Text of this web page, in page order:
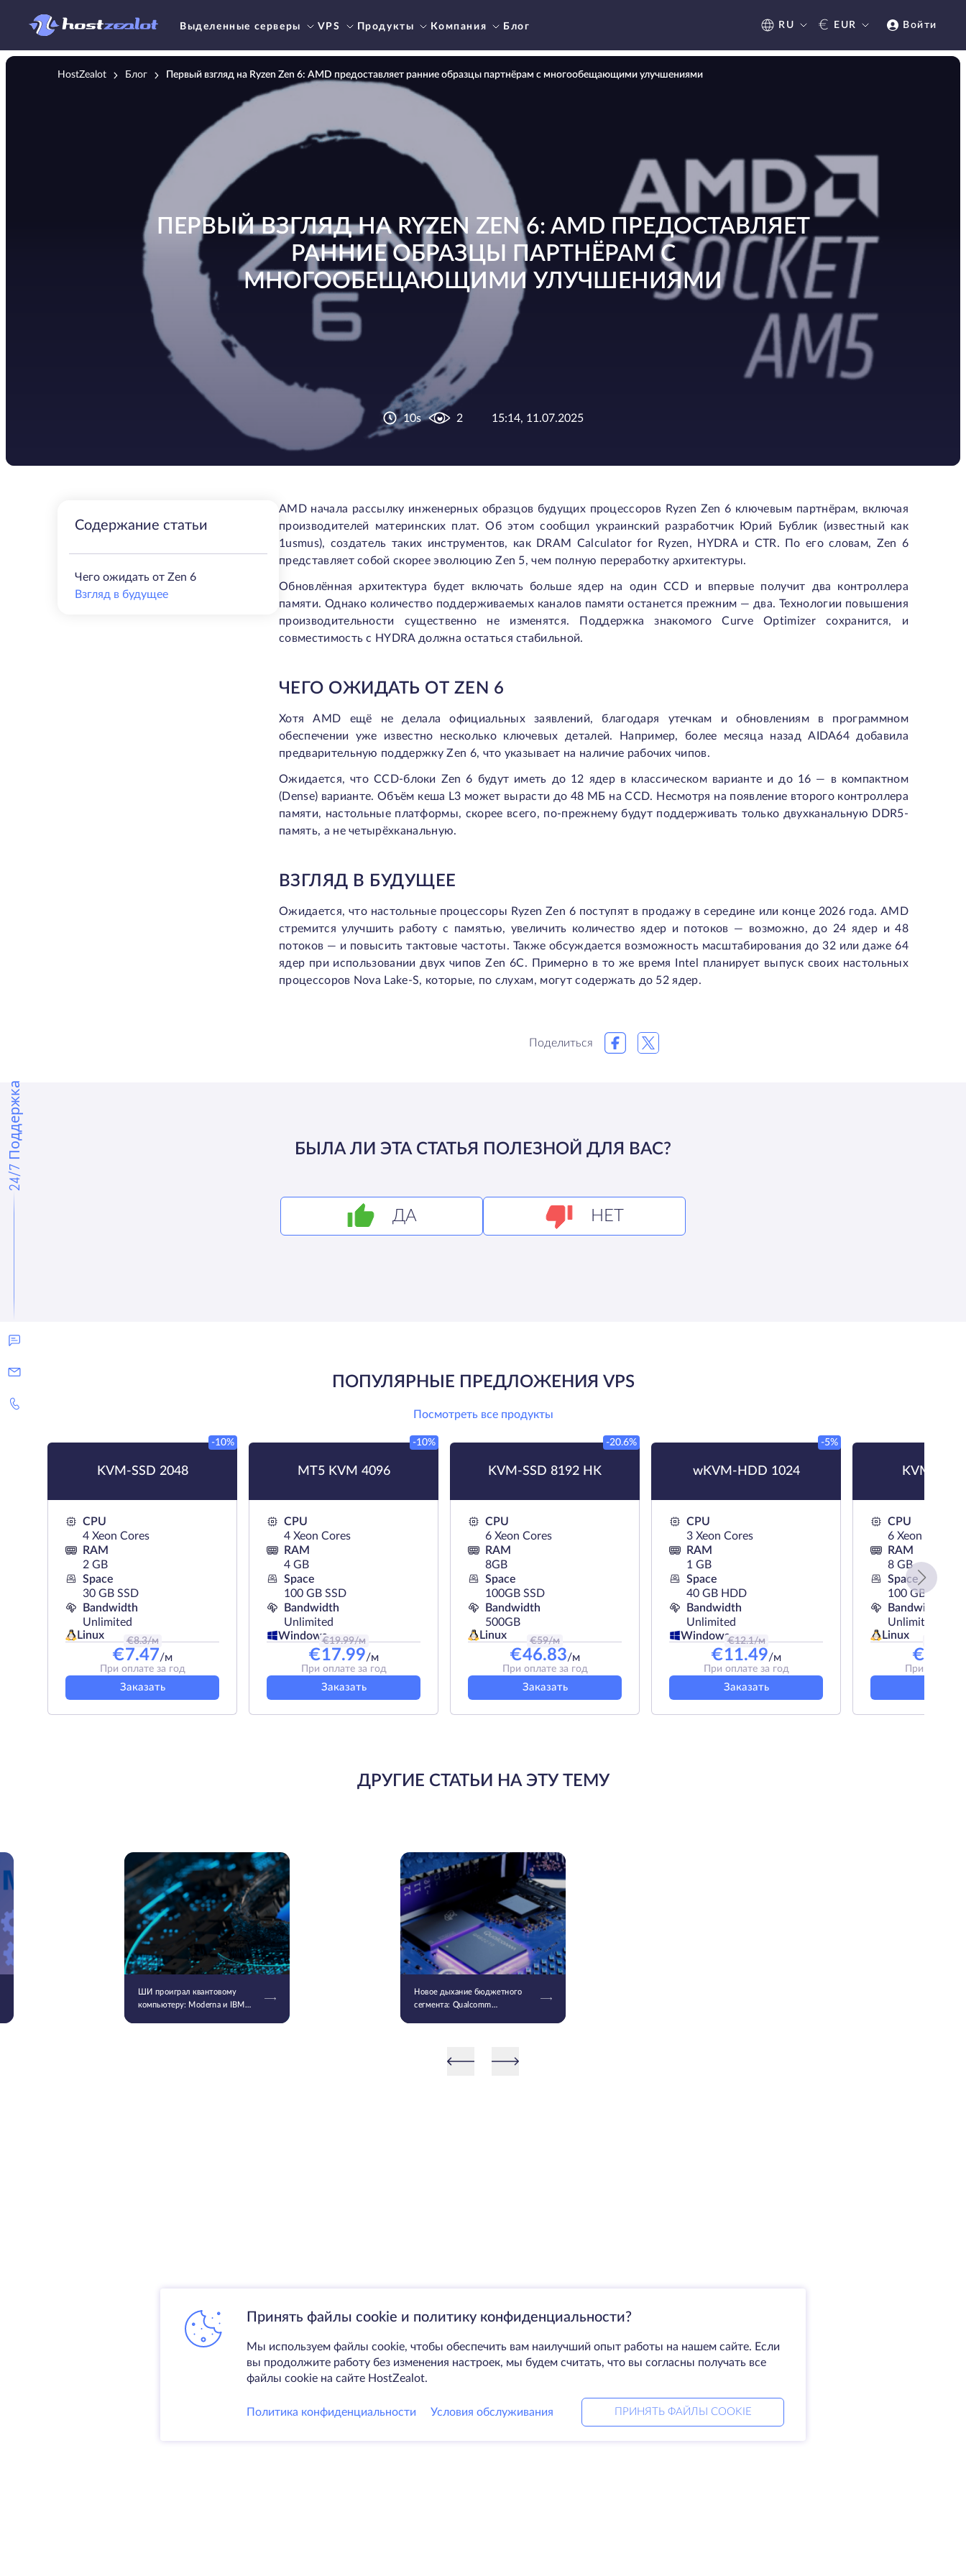
Выделенные серверы VPS Продукты Компания Блог RU € EUR Войти
24/7 Поддержка
HostZealot Блог Первый взгляд на Ryzen Zen 6: AMD предоставляет ранние образцы партнёрам с многообещающими улучшениями
ПЕРВЫЙ ВЗГЛЯД НА RYZEN ZEN 6: AMD ПРЕДОСТАВЛЯЕТ
РАННИЕ ОБРАЗЦЫ ПАРТНЁРАМ С
МНОГООБЕЩАЮЩИМИ УЛУЧШЕНИЯМИ
10s 2 15:14, 11.07.2025
Содержание статьи
Чего ожидать от Zen 6
Взгляд в будущее
AMD начала рассылку инженерных образцов будущих процессоров Ryzen Zen 6 ключевым партнёрам, включая
производителей материнских плат. Об этом сообщил украинский разработчик Юрий Бублик (известный как
1usmus), создатель таких инструментов, как DRAM Calculator for Ryzen, HYDRA и CTR. По его словам, Zen 6
представляет собой скорее эволюцию Zen 5, чем полную переработку архитектуры.
Обновлённая архитектура будет включать больше ядер на один CCD и впервые получит два контроллера
памяти. Однако количество поддерживаемых каналов памяти останется прежним — два. Технологии повышения
производительности существенно не изменятся. Поддержка знакомого Curve Optimizer сохранится, и
совместимость с HYDRA должна остаться стабильной.
ЧЕГО ОЖИДАТЬ ОТ ZEN 6
Хотя AMD ещё не делала официальных заявлений, благодаря утечкам и обновлениям в программном
обеспечении уже известно несколько ключевых деталей. Например, более месяца назад AIDA64 добавила
предварительную поддержку Zen 6, что указывает на наличие рабочих чипов.
Ожидается, что CCD-блоки Zen 6 будут иметь до 12 ядер в классическом варианте и до 16 — в компактном
(Dense) варианте. Объём кеша L3 может вырасти до 48 МБ на CCD. Несмотря на появление второго контроллера
памяти, настольные платформы, скорее всего, по-прежнему будут поддерживать только двухканальную DDR5-
память, а не четырёхканальную.
ВЗГЛЯД В БУДУЩЕЕ
Ожидается, что настольные процессоры Ryzen Zen 6 поступят в продажу в середине или конце 2026 года. AMD
стремится улучшить работу с памятью, увеличить количество ядер и потоков — возможно, до 24 ядер и 48
потоков — и повысить тактовые частоты. Также обсуждается возможность масштабирования до 32 или даже 64
ядер при использовании двух чипов Zen 6C. Примерно в то же время Intel планирует выпуск своих настольных
процессоров Nova Lake-S, которые, по слухам, могут содержать до 52 ядер.
Поделиться
БЫЛА ЛИ ЭТА СТАТЬЯ ПОЛЕЗНОЙ ДЛЯ ВАС?
ДА НЕТ
ПОПУЛЯРНЫЕ ПРЕДЛОЖЕНИЯ VPS
Посмотреть все продукты
KVM-SSD 2048
-10%
CPU
4 Xeon Cores
RAM
2 GB
Space
30 GB SSD
Bandwidth
Unlimited
Linux
€8.3/м
€7.47/м
При оплате за год
Заказать
MT5 KVM 4096
-10%
CPU
4 Xeon Cores
RAM
4 GB
Space
100 GB SSD
Bandwidth
Unlimited
Windows
€19.99/м
€17.99/м
При оплате за год
Заказать
KVM-SSD 8192 HK
-20.6%
CPU
6 Xeon Cores
RAM
8GB
Space
100GB SSD
Bandwidth
500GB
Linux
€59/м
€46.83/м
При оплате за год
Заказать
wKVM-HDD 1024
-5%
CPU
3 Xeon Cores
RAM
1 GB
Space
40 GB HDD
Bandwidth
Unlimited
Windows€12.1/м
€11.49/м
При оплате за год
Заказать
KVM-SSD
CPU
6 Xeon Cores
RAM
8 GB
Space
100 GB SSD
Bandwidth
Unlimited
Linux
€
При оплате
ДРУГИЕ СТАТЬИ НА ЭТУ ТЕМУ
ШИ проиграл квантовому
компьютеру: Moderna и IBM
Новое дыхание бюджетного
сегмента: Qualcomm
Принять файлы cookie и политику конфиденциальности?
Мы используем файлы cookie, чтобы обеспечить вам наилучший опыт работы на нашем сайте. Если
вы продолжите работу без изменения настроек, мы будем считать, что вы согласны получать все
файлы cookie на сайте HostZealot.
Политика конфиденциальности Условия обслуживания ПРИНЯТЬ ФАЙЛЫ COOKIE